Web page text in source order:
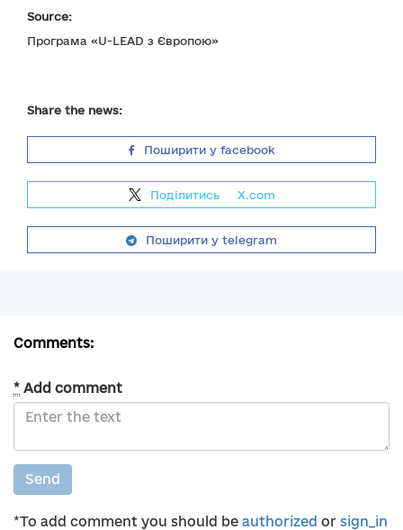
Source:
Програма «U-LEAD з Європою»
Share the news:
Поширити у facebook
Поділитись X.com
Поширити у telegram
Comments:
* Add comment
Send
*To add comment you should be authorized or sign_in